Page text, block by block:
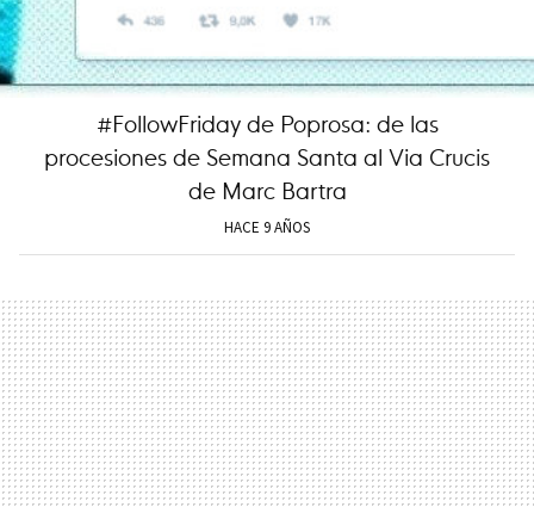
#FollowFriday de Poprosa: de las
procesiones de Semana Santa al Via Crucis
de Marc Bartra
HACE 9 AÑOS